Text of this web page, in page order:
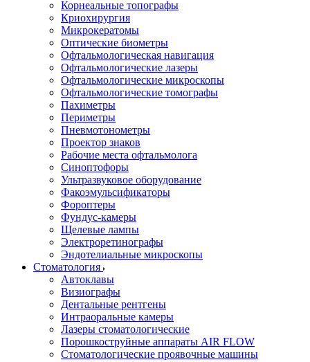
Корнеальные топографы
Криохирургия
Микрокератомы
Оптические биометры
Офтальмологическая навигация
Офтальмологические лазеры
Офтальмологические микроскопы
Офтальмологические томографы
Пахиметры
Периметры
Пневмотонометры
Проектор знаков
Рабочие места офтальмолога
Синоптофоры
Ультразвуковое оборудование
Факоэмульсификаторы
Фороптеры
Фундус-камеры
Щелевые лампы
Электроретинографы
Эндотелиальные микроскопы
Стоматология
Автоклавы
Визиографы
Дентальные рентгены
Интраоральные камеры
Лазеры стоматологические
Порошкоструйные аппараты AIR FLOW
Стоматологические проявочные машины